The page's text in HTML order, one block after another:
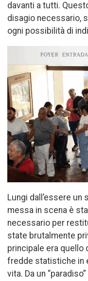
davanti a tutti.
disagio necessario,
ogni possibilità di
Lungi dall’essere
messa in scena è
necessario per
state brutalmente
principale era quello
fredde statistiche in
vita. Da un